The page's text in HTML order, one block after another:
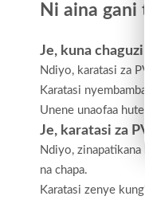
Ni aina gani
Je, kuna
Ndiyo, karatasi za
Karatasi
Unene unaofaa
Je, karatasi za
Ndiyo,
na chapa.
Karatasi zenye